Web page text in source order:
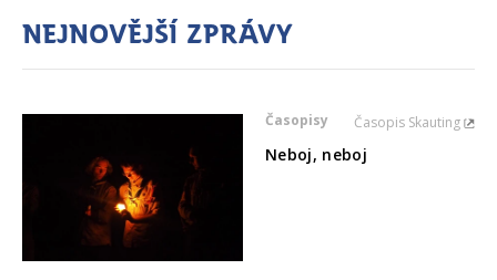
Nejnovější zprávy
Časopisy Časopis Skauting
Neboj, neboj